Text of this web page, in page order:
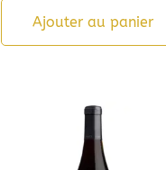
Ajouter au panier